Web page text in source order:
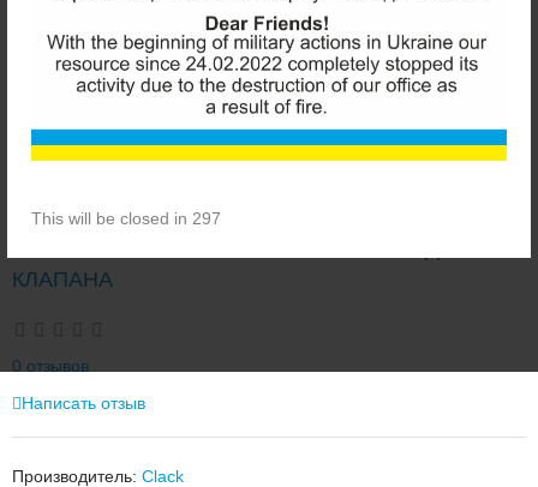
This will be closed in 297
КЛАПАНА
0 отзывов
Написать отзыв
Производитель: Clack